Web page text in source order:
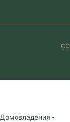
Домовладения